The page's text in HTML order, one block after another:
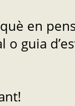
en
o guia